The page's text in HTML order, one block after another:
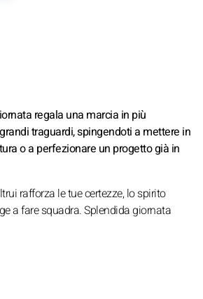
regala una marcia in più
traguardi, spingendoti a mettere in
o a perfezionare un progetto già in
rafforza le tue certezze, lo spirito
a fare squadra. Splendida giornata